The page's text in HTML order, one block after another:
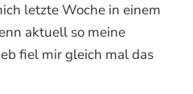
letzte Woche in einem
aktuell so meine
fiel mir gleich mal das